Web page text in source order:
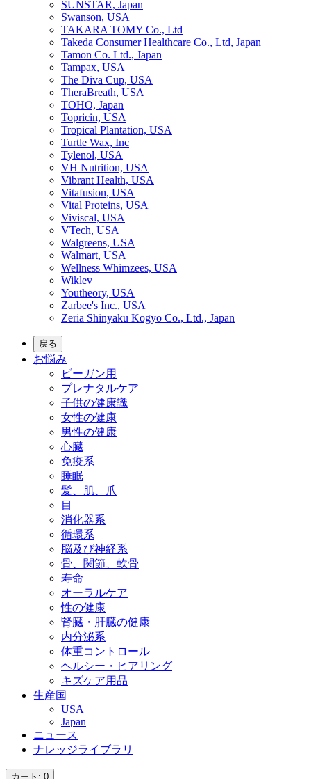
SUNSTAR, Japan
Swanson, USA
TAKARA TOMY Co., Ltd
Takeda Consumer Healthcare Co., Ltd, Japan
Tamon Co. Ltd., Japan
Tampax, USA
The Diva Cup, USA
TheraBreath, USA
TOHO, Japan
Topricin, USA
Tropical Plantation, USA
Turtle Wax, Inc
Tylenol, USA
VH Nutrition, USA
Vibrant Health, USA
Vitafusion, USA
Vital Proteins, USA
Viviscal, USA
VTech, USA
Walgreens, USA
Walmart, USA
Wellness Whimzees, USA
Wiklev
Youtheory, USA
Zarbee's Inc., USA
Zeria Shinyaku Kogyo Co., Ltd., Japan
戻る
お悩み
ビーガン用
プレナタルケア
子供の健康識
女性の健康
男性の健康
心臓
免疫系
睡眠
髪、肌、爪
目
消化器系
循環系
脳及び神経系
骨、関節、軟骨
寿命
オーラルケア
性の健康
腎臓・肝臓の健康
内分泌系
体重コントロール
ヘルシー・ヒアリング
キズケア用品
生産国
USA
Japan
ニュース
ナレッジライブラリ
カート : 0